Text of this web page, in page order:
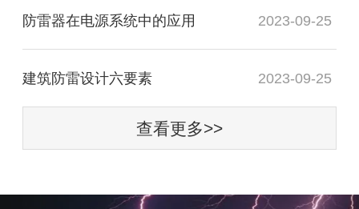
防雷器在电源系统中的应用 2023-09-25
建筑防雷设计六要素 2023-09-25
查看更多>>